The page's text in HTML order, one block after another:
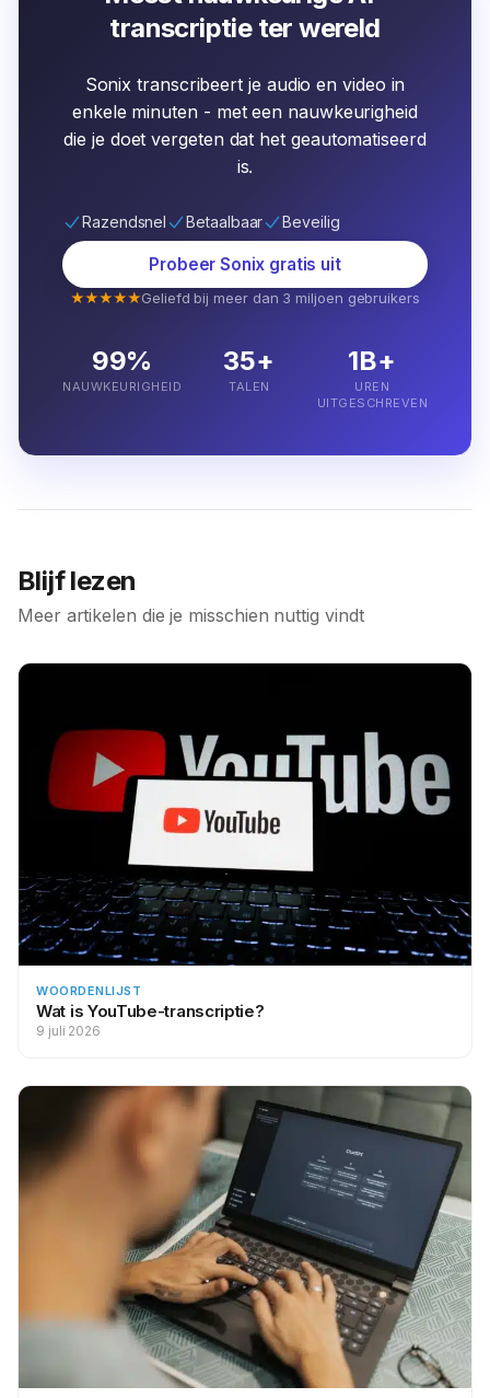
transcriptie ter wereld
Sonix transcribeert je audio en video in
enkele minuten - met een nauwkeurigheid
die je doet vergeten dat het geautomatiseerd
is.
Razendsnel Betaalbaar Beveilig
Probeer Sonix gratis uit
★★★★★Geliefd bij meer dan 3 miljoen gebruikers
99%
NAUWKEURIGHEID
35+
TALEN
1B+
UREN
UITGESCHREVEN
Blijf lezen
Meer artikelen die je misschien nuttig vindt
WOORDENLIJST
Wat is YouTube-transcriptie?
9 juli 2026